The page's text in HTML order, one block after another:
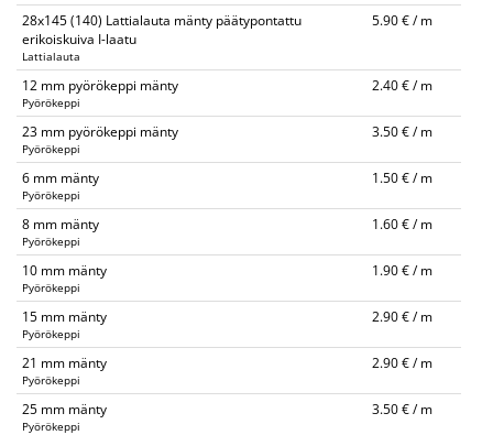
28x145 (140) Lattialauta mänty päätypontattu
erikoiskuiva I-laatu
Lattialauta
5.90 € / m
12 mm pyörökeppi mänty
Pyörökeppi
2.40 € / m
23 mm pyörökeppi mänty
Pyörökeppi
3.50 € / m
6 mm mänty
Pyörökeppi
1.50 € / m
8 mm mänty
Pyörökeppi
1.60 € / m
10 mm mänty
Pyörökeppi
1.90 € / m
15 mm mänty
Pyörökeppi
2.90 € / m
21 mm mänty
Pyörökeppi
2.90 € / m
25 mm mänty
Pyörökeppi
3.50 € / m